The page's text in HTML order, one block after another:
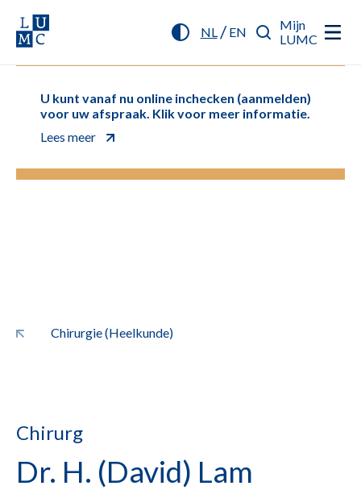
NL/ EN
Mijn
LUMC
U kunt vanaf nu online inchecken (aanmelden)
voor uw afspraak. Klik voor meer informatie.
Lees meer
Chirurgie (Heelkunde)
Chirurg
Dr. H. (David) Lam